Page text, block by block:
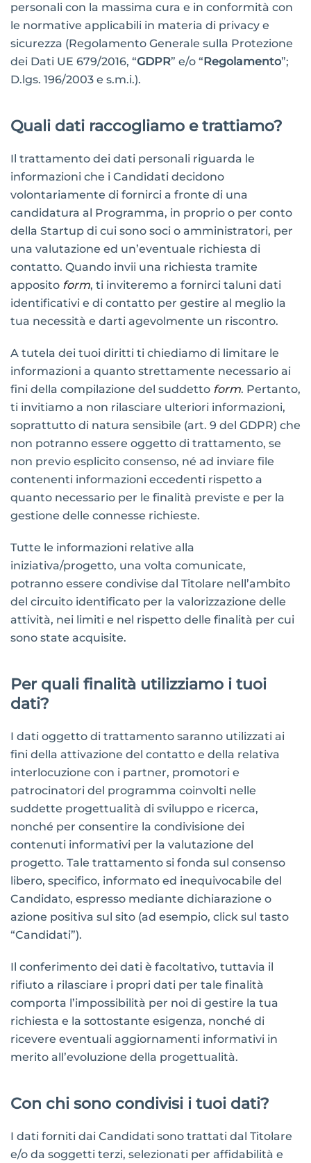
personali con la massima cura e in conformità con
le normative applicabili in materia di privacy e
sicurezza (Regolamento Generale sulla Protezione
dei Dati UE 679/2016, “GDPR” e/o “Regolamento”;
D.lgs. 196/2003 e s.m.i.).
Quali dati raccogliamo e trattiamo?
Il trattamento dei dati personali riguarda le
informazioni che i Candidati decidono
volontariamente di fornirci a fronte di una
candidatura al Programma, in proprio o per conto
della Startup di cui sono soci o amministratori, per
una valutazione ed un’eventuale richiesta di
contatto. Quando invii una richiesta tramite
apposito form, ti inviteremo a fornirci taluni dati
identificativi e di contatto per gestire al meglio la
tua necessità e darti agevolmente un riscontro.
A tutela dei tuoi diritti ti chiediamo di limitare le
informazioni a quanto strettamente necessario ai
fini della compilazione del suddetto form. Pertanto,
ti invitiamo a non rilasciare ulteriori informazioni,
soprattutto di natura sensibile (art. 9 del GDPR) che
non potranno essere oggetto di trattamento, se
non previo esplicito consenso, né ad inviare file
contenenti informazioni eccedenti rispetto a
quanto necessario per le finalità previste e per la
gestione delle connesse richieste.
Tutte le informazioni relative alla
iniziativa/progetto, una volta comunicate,
potranno essere condivise dal Titolare nell’ambito
del circuito identificato per la valorizzazione delle
attività, nei limiti e nel rispetto delle finalità per cui
sono state acquisite.
Per quali finalità utilizziamo i tuoi
dati?
I dati oggetto di trattamento saranno utilizzati ai
fini della attivazione del contatto e della relativa
interlocuzione con i partner, promotori e
patrocinatori del programma coinvolti nelle
suddette progettualità di sviluppo e ricerca,
nonché per consentire la condivisione dei
contenuti informativi per la valutazione del
progetto. Tale trattamento si fonda sul consenso
libero, specifico, informato ed inequivocabile del
Candidato, espresso mediante dichiarazione o
azione positiva sul sito (ad esempio, click sul tasto
“Candidati”).
Il conferimento dei dati è facoltativo, tuttavia il
rifiuto a rilasciare i propri dati per tale finalità
comporta l’impossibilità per noi di gestire la tua
richiesta e la sottostante esigenza, nonché di
ricevere eventuali aggiornamenti informativi in
merito all’evoluzione della progettualità.
Con chi sono condivisi i tuoi dati?
I dati forniti dai Candidati sono trattati dal Titolare
e/o da soggetti terzi, selezionati per affidabilità e